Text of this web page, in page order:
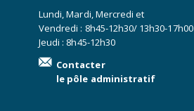
Lundi, Mardi, Mercredi et
Vendredi : 8h45-12h30/ 13h30-17h00
Jeudi : 8h45-12h30
Contacter
le pôle administratif